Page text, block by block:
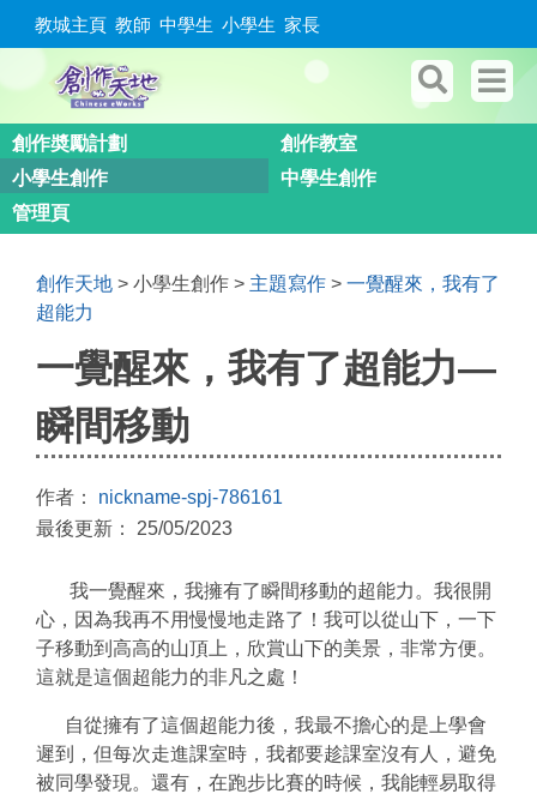
教城主頁 教師 中學生 小學生 家長
創作奬勵計劃
創作教室
小學生創作
中學生創作
管理頁
創作天地 > 小學生創作 > 主題寫作 > 一覺醒來，我有了
超能力
一覺醒來，我有了超能力—
瞬間移動
作者： nickname-spj-786161
最後更新： 25/05/2023
我一覺醒來，我擁有了瞬間移動的超能力。我很開
心，因為我再不用慢慢地走路了！我可以從山下，一下
子移動到高高的山頂上，欣賞山下的美景，非常方便。
這就是這個超能力的非凡之處！
自從擁有了這個超能力後，我最不擔心的是上學會
遲到，但每次走進課室時，我都要趁課室沒有人，避免
被同學發現。還有，在跑步比賽的時候，我能輕易取得